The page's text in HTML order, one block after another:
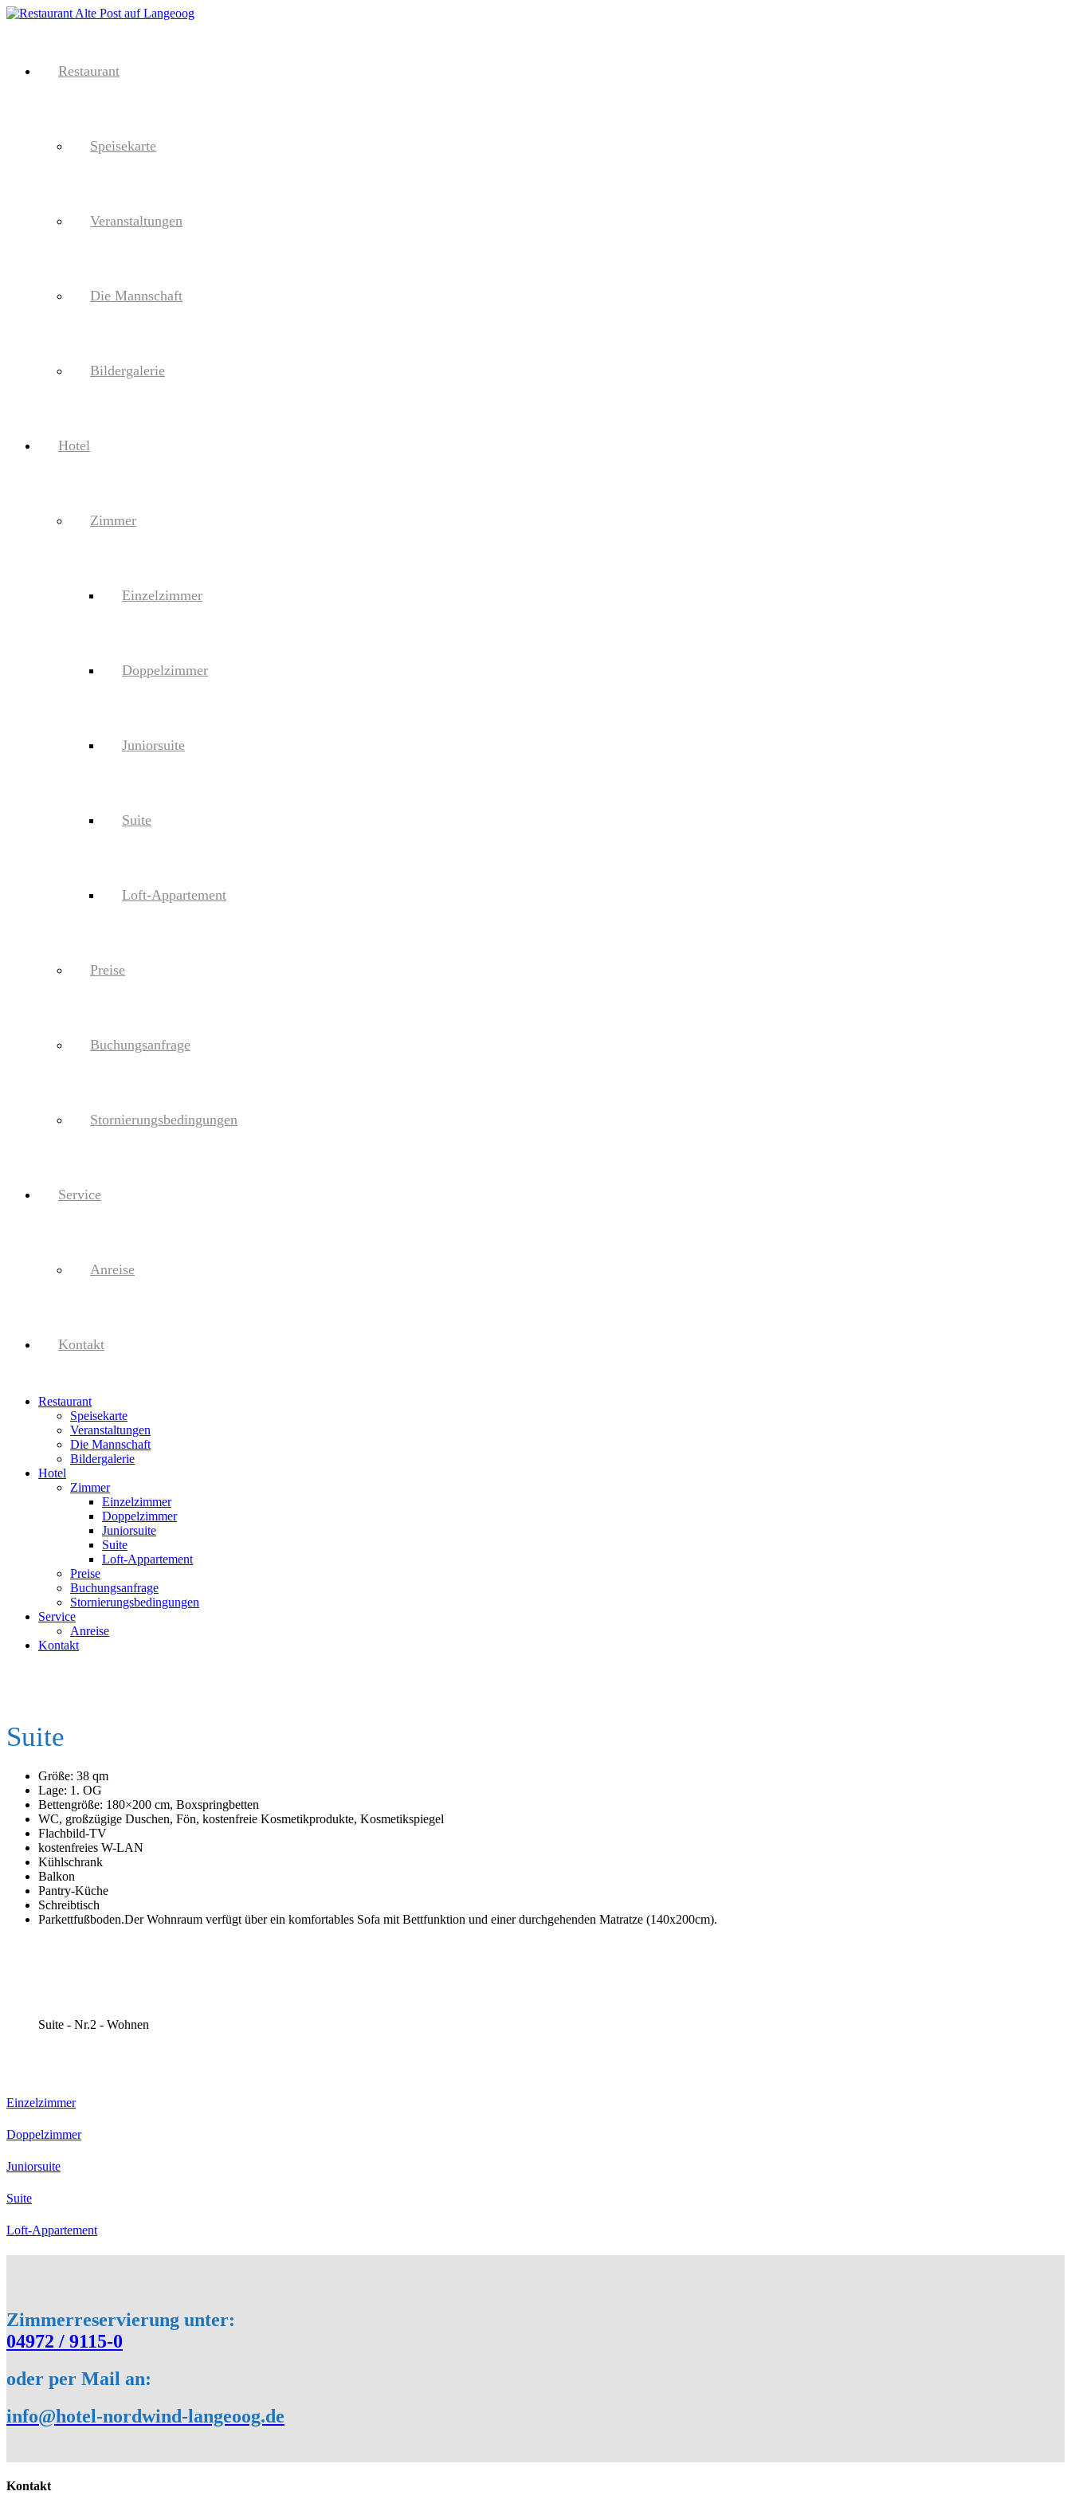
Restaurant
Speisekarte
Veranstaltungen
Die Mannschaft
Bildergalerie
Hotel
Zimmer
Einzelzimmer
Doppelzimmer
Juniorsuite
Suite
Loft-Appartement
Preise
Buchungsanfrage
Stornierungsbedingungen
Service
Anreise
Kontakt
Restaurant
Speisekarte
Veranstaltungen
Die Mannschaft
Bildergalerie
Hotel
Zimmer
Einzelzimmer
Doppelzimmer
Juniorsuite
Suite
Loft-Appartement
Preise
Buchungsanfrage
Stornierungsbedingungen
Service
Anreise
Kontakt
Suite
Größe: 38 qm
Lage: 1. OG
Bettengröße: 180×200 cm, Boxspringbetten
WC, großzügige Duschen, Fön, kostenfreie Kosmetikprodukte, Kosmetikspiegel
Flachbild-TV
kostenfreies W-LAN
Kühlschrank
Balkon
Pantry-Küche
Schreibtisch
Parkettfußboden.Der Wohnraum verfügt über ein komfortables Sofa mit Bettfunktion und einer durchgehenden Matratze (140x200cm).
Suite - Nr.2 - Wohnen
Einzelzimmer
Doppelzimmer
Juniorsuite
Suite
Loft-Appartement
Zimmerreservierung unter:
04972 / 9115-0
oder per Mail an:
info@hotel-nordwind-langeoog.de
Kontakt